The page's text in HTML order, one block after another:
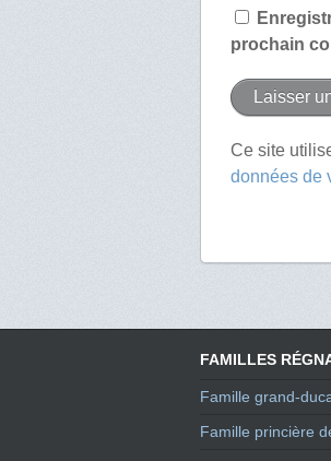
prochain
Ce site
données de
FAMILLES
Famille grand-
Famille princière